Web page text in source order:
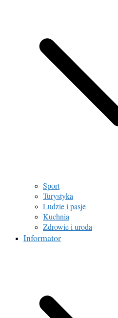
Sport
Turystyka
Ludzie i pasje
Kuchnia
Zdrowie i uroda
Informator